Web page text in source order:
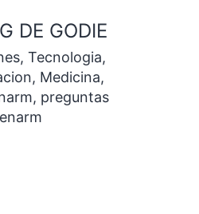
DE GODIE
Tecnologia,
Medicina,
preguntas
enarm